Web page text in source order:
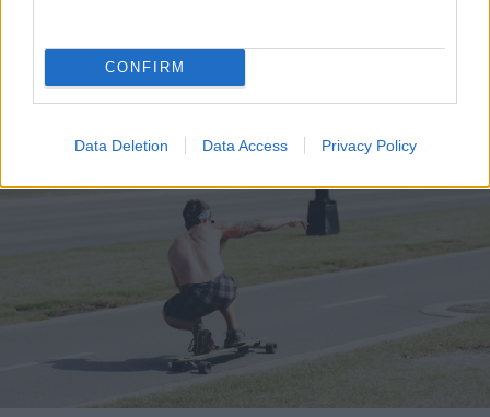
CONFIRM
Data Deletion Data Access Privacy Policy
Ιερώνυμος στην Αρτα ΦΩΤΟ